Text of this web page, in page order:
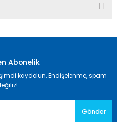
ederiz.
görüntülenemiyor.
bulunuyor.
Abonelik
kaydolun. Endişelenme, spam
Gönder